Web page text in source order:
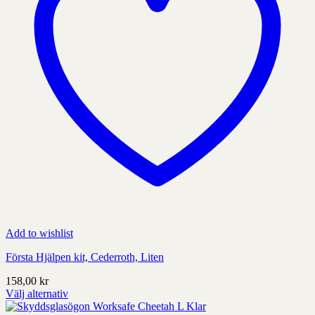
Add to wishlist
Första Hjälpen kit, Cederroth, Liten
158,00 kr
Välj alternativ
Denna